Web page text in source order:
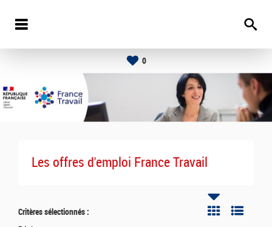
0
Les offres d'emploi France Travail
Critères sélectionnés :